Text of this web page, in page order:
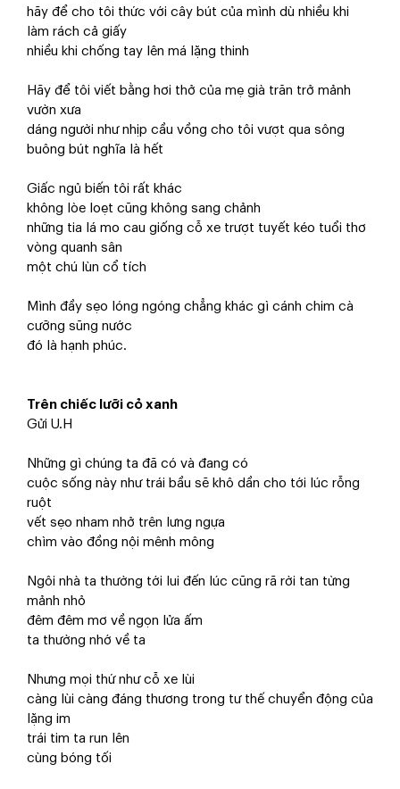
hãy để cho tôi thức với cây bút của mình dù nhiều khi
làm rách cả giấy
nhiều khi chống tay lên má lặng thinh
Hãy để tôi viết bằng hơi thở của mẹ già trăn trở mảnh
vườn xưa
dáng người như nhịp cầu vồng cho tôi vượt qua sông
buông bút nghĩa là hết
Giấc ngủ biến tôi rất khác
không lòe loẹt cũng không sang chảnh
những tia lá mo cau giống cỗ xe trượt tuyết kéo tuổi thơ
vòng quanh sân
một chú lùn cổ tích
Mình đầy sẹo lóng ngóng chẳng khác gì cánh chim cà
cưỡng sũng nước
đó là hạnh phúc.
Trên chiếc lưỡi cỏ xanh
Gửi U.H
Những gì chúng ta đã có và đang có
cuộc sống này như trái bầu sẽ khô dần cho tới lúc rỗng
ruột
vết sẹo nham nhở trên lưng ngựa
chìm vào đồng nội mênh mông
Ngôi nhà ta thường tới lui đến lúc cũng rã rời tan từng
mảnh nhỏ
đêm đêm mơ về ngọn lửa ấm
ta thường nhớ về ta
Nhưng mọi thứ như cỗ xe lùi
càng lùi càng đáng thương trong tư thế chuyển động của
lặng im
trái tim ta run lên
cùng bóng tối